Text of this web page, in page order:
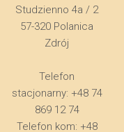
Studzienno 4a / 2
57-320 Polanica
Zdrój
Telefon
stacjonarny: +48 74
869 12 74
Telefon kom: +48